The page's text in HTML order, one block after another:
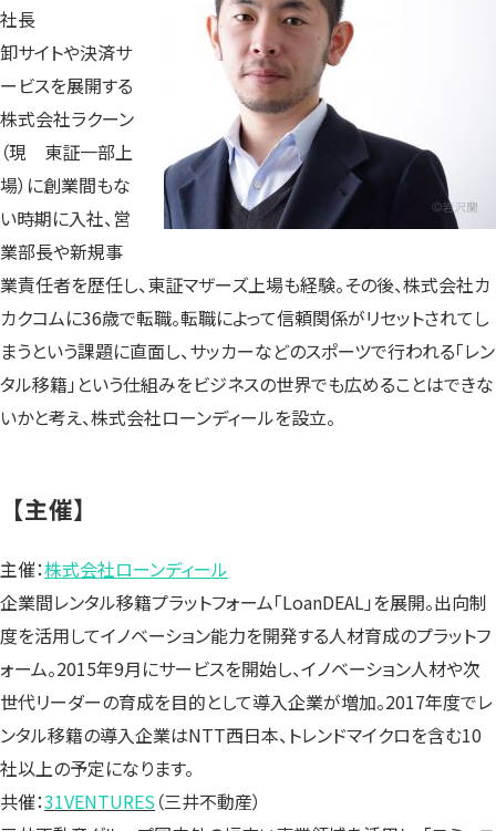
社長
卸サイトや決済サ
ービスを展開する
株式会社ラクーン
（現 東証一部上
場）に創業間もな
い時期に入社、営
業部長や新規事
業責任者を歴任し、東証マザーズ上場も経験。その後、株式会社カ
カクコムに36歳で転職。転職によって信頼関係がリセットされてし
まうという課題に直面し、サッカーなどのスポーツで行われる「レン
タル移籍」という仕組みをビジネスの世界でも広めることはできな
いかと考え、株式会社ローンディールを設立。
【主催】
主催：株式会社ローンディール
企業間レンタル移籍プラットフォーム「LoanDEAL」を展開。出向制
度を活用してイノベーション能力を開発する人材育成のプラットフ
ォーム。2015年9月にサービスを開始し、イノベーション人材や次
世代リーダーの育成を目的として導入企業が増加。2017年度でレ
ンタル移籍の導入企業はNTT西日本、トレンドマイクロを含む10
社以上の予定になります。
共催：31VENTURES（三井不動産）